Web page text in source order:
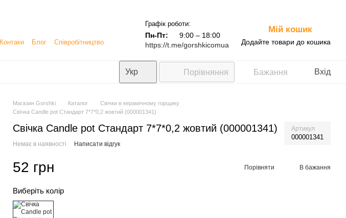
Контаки Блог
Співробітництво
Графік роботи:
Пн-Пт:
9:00 – 18:00
https://t.me/gorshkicomua
Мій кошик
Додайте товари до кошика
Укр Порівняння Бажання Вхід
Магазин Gorshki Каталог
Свічки в керамічному горщику
Свічка Candle pot Стандарт 7*7*0,2 жовтий (000001341)
Свічка Candle pot Стандарт 7*7*0,2 жовтий (000001341) Артикул
000001341
Немає в наявності Написати відгук
52 грн Порівняти В бажання
Виберіть колір